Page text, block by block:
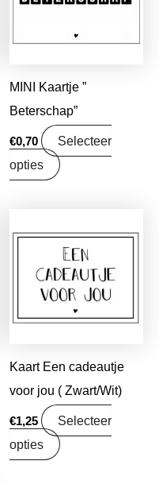
MINI Kaartje ”
Beterschap”
€0,70
Selecteer
opties
Kaart Een cadeautje
voor jou ( Zwart/Wit)
€1,25
Selecteer
opties